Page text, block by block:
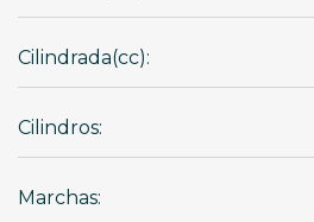
Cilindrada(cc):
Cilindros:
Marchas: